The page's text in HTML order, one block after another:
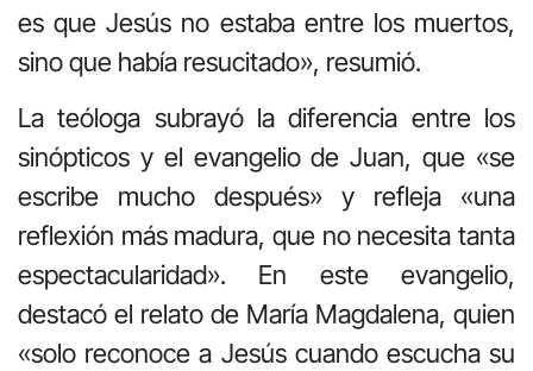
es que Jesús no estaba entre los muertos,
sino que había resucitado», resumió.
La teóloga subrayó la diferencia entre los
sinópticos y el evangelio de Juan, que «se
escribe mucho después» y refleja «una
reflexión más madura, que no necesita tanta
espectacularidad». En este evangelio,
destacó el relato de María Magdalena, quien
«solo reconoce a Jesús cuando escucha su